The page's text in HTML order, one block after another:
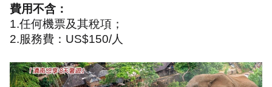
費用不含：
1.任何機票及其稅項；
2.服務費： US$150/人